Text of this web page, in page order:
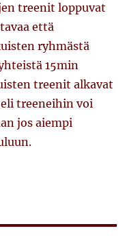
treenit loppuvat
että
ryhmästä
15min
treenit alkavat
treeneihin voi
jos aiempi